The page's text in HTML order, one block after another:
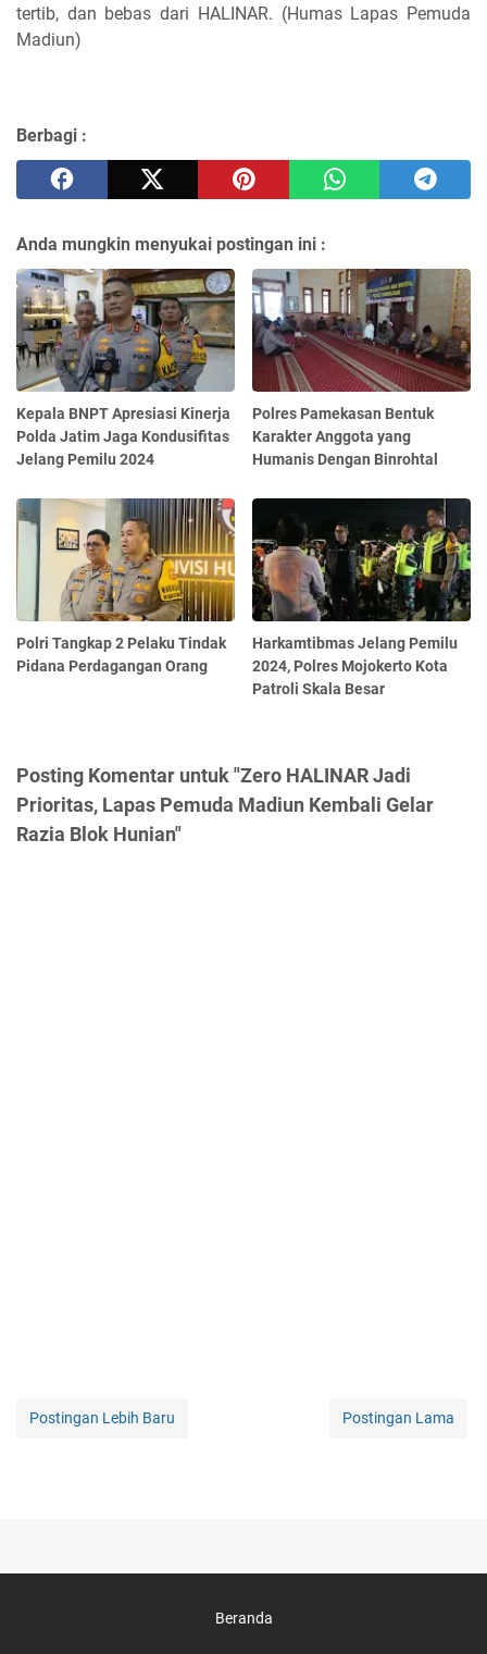
tertib, dan bebas dari HALINAR. (Humas Lapas Pemuda
Madiun)
Berbagi :
Anda mungkin menyukai postingan ini :
Kepala BNPT Apresiasi Kinerja
Polda Jatim Jaga Kondusifitas
Jelang Pemilu 2024
Polres Pamekasan Bentuk
Karakter Anggota yang
Humanis Dengan Binrohtal
Polri Tangkap 2 Pelaku Tindak
Pidana Perdagangan Orang
Harkamtibmas Jelang Pemilu
2024, Polres Mojokerto Kota
Patroli Skala Besar
Posting Komentar untuk "Zero HALINAR Jadi
Prioritas, Lapas Pemuda Madiun Kembali Gelar
Razia Blok Hunian"
Postingan Lebih Baru Postingan Lama
Beranda